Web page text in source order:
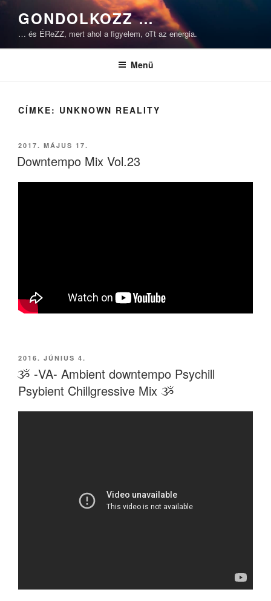
Tartalomhoz
GONDOLKOZZ …
… és ÉReZZ, mert ahol a figyelem, oTt az energia.
Menü
CÍMKE: UNKNOWN REALITY
BEKÜLDVE:
2017. MÁJUS 17.
Downtempo Mix Vol.23
BEKÜLDVE:
2016. JÚNIUS 4.
ૐ -VA- Ambient downtempo Psychill
Psybient Chillgressive Mix ૐ